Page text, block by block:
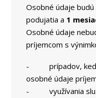
Osobné údaje
podujatia a 1
Osobné údaje
príjemcom s
- prípadov, keď
osobné údaje
- využívania